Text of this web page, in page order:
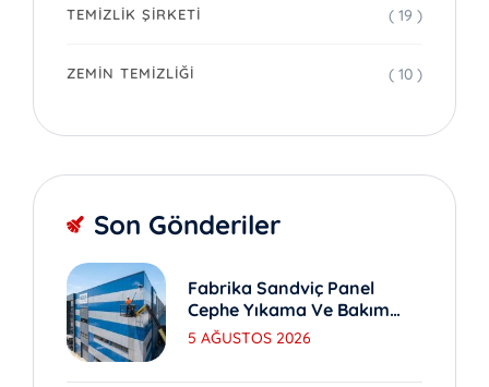
TEMIZLIK ŞIRKETI ( 19 )
ZEMIN TEMIZLIĞI ( 10 )
Son Gönderiler
Fabrika Sandviç Panel
Cephe Yıkama Ve Bakım
Yöntemleri
5 AĞUSTOS 2026